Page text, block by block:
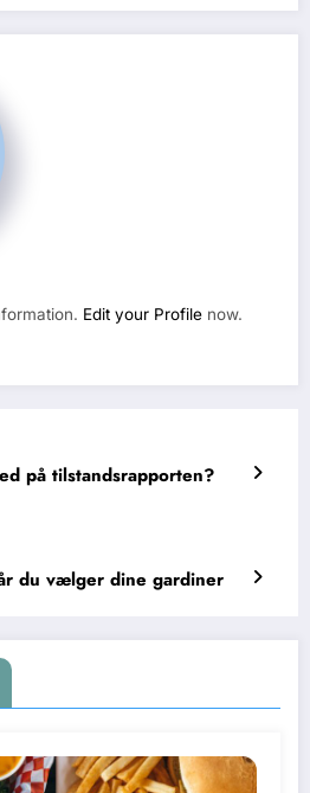
Edit your Profile now.
på tilstandsrapporten?
du vælger dine gardiner